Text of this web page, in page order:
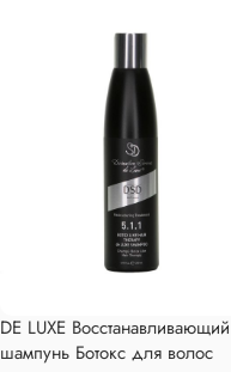
DE LUXE Восстанавливающий
шампунь Ботокс для волос